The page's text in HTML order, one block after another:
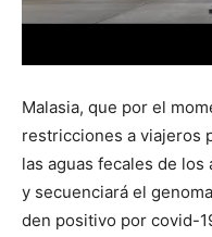
Malasia, que por el
restricciones a viajeros
las aguas fecales de
y secuenciará el
den positivo por covid-